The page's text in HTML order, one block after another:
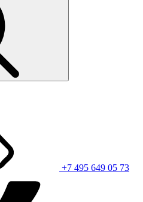
+7 495 649 05 73